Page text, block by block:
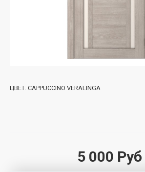
5 000 Руб
ЦВЕТ: CAPPUCCINO VERALINGA